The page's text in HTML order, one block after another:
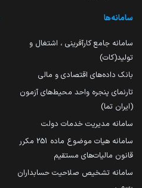
سامانه‌ها
سامانه جامع کارآفرینی ، اشتغال و
تولید(کات)
بانک داده‌های اقتصادی و مالی
تارنمای پنجره واحد محیط‌های آزمون
(ایران تما)
سامانه مدیریت خدمات دولت
سامانه هیات موضوع ماده 251 مکرر
قانون مالیات‌های مستقیم
سامانه تشخیص صلاحیت حسابداران